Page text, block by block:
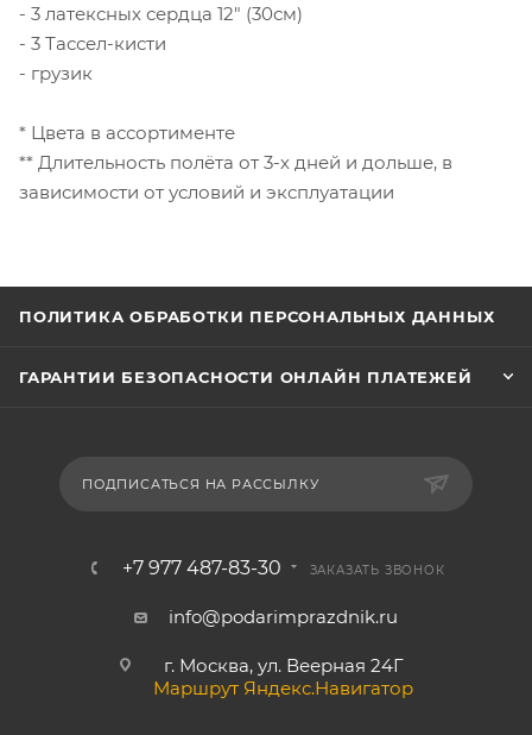
- 3 латексных сердца 12" (30см)
- 3 Тассел-кисти
- грузик
* Цвета в ассортименте
** Длительность полёта от 3-х дней и дольше, в
зависимости от условий и эксплуатации
ПОЛИТИКА ОБРАБОТКИ ПЕРСОНАЛЬНЫХ ДАННЫХ
ГАРАНТИИ БЕЗОПАСНОСТИ ОНЛАЙН ПЛАТЕЖЕЙ
ПОДПИСАТЬСЯ НА РАССЫЛКУ
+7 977 487-83-30 ЗАКАЗАТЬ ЗВОНОК
info@podarimprazdnik.ru
г. Москва, ул. Веерная 24Г
Маршрут Яндекс.Навигатор